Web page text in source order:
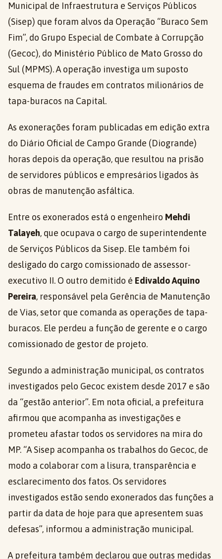
Municipal de Infraestrutura e Serviços Públicos
(Sisep) que foram alvos da Operação “Buraco Sem
Fim”, do Grupo Especial de Combate à Corrupção
(Gecoc), do Ministério Público de Mato Grosso do
Sul (MPMS). A operação investiga um suposto
esquema de fraudes em contratos milionários de
tapa-buracos na Capital.
As exonerações foram publicadas em edição extra
do Diário Oficial de Campo Grande (Diogrande)
horas depois da operação, que resultou na prisão
de servidores públicos e empresários ligados às
obras de manutenção asfáltica.
Entre os exonerados está o engenheiro Mehdi
Talayeh, que ocupava o cargo de superintendente
de Serviços Públicos da Sisep. Ele também foi
desligado do cargo comissionado de assessor-
executivo II. O outro demitido é Edivaldo Aquino
Pereira, responsável pela Gerência de Manutenção
de Vias, setor que comanda as operações de tapa-
buracos. Ele perdeu a função de gerente e o cargo
comissionado de gestor de projeto.
Segundo a administração municipal, os contratos
investigados pelo Gecoc existem desde 2017 e são
da “gestão anterior”. Em nota oficial, a prefeitura
afirmou que acompanha as investigações e
prometeu afastar todos os servidores na mira do
MP. “A Sisep acompanha os trabalhos do Gecoc, de
modo a colaborar com a lisura, transparência e
esclarecimento dos fatos. Os servidores
investigados estão sendo exonerados das funções a
partir da data de hoje para que apresentem suas
defesas”, informou a administração municipal.
A prefeitura também declarou que outras medidas